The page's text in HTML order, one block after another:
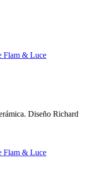
Diseño Richard